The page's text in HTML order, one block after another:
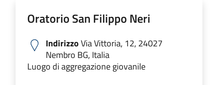
Oratorio San Filippo Neri
IndirizzoVia Vittoria, 12, 24027
Nembro BG, Italia
Luogo di aggregazione giovanile